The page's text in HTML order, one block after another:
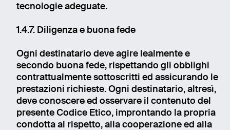
tecnologie adeguate.
1.4.7. Diligenza e buona fede
Ogni destinatario deve agire lealmente e
secondo buona fede, rispettando gli obblighi
contrattualmente sottoscritti ed assicurando le
prestazioni richieste. Ogni destinatario, altresì,
deve conoscere ed osservare il contenuto del
presente Codice Etico, improntando la propria
condotta al rispetto, alla cooperazione ed alla